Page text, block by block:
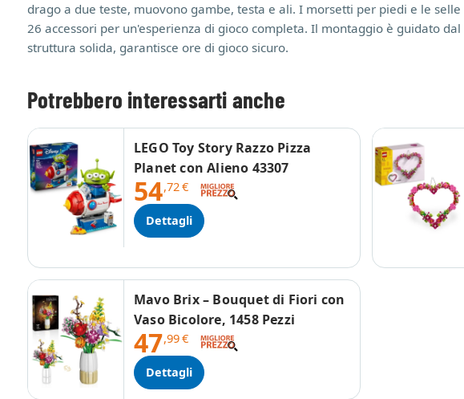
drago a due teste, muovono gambe, testa e ali. I morsetti per piedi e le
26 accessori per un'esperienza di gioco completa. Il montaggio è guidato
struttura solida, garantisce ore di gioco sicuro.
Potrebbero interessarti anche
LEGO Toy Story Razzo Pizza
Planet con Alieno 43307
54,72€
Dettagli
Mavo Brix – Bouquet di Fiori con
Vaso Bicolore, 1458 Pezzi
47,99€
Dettagli